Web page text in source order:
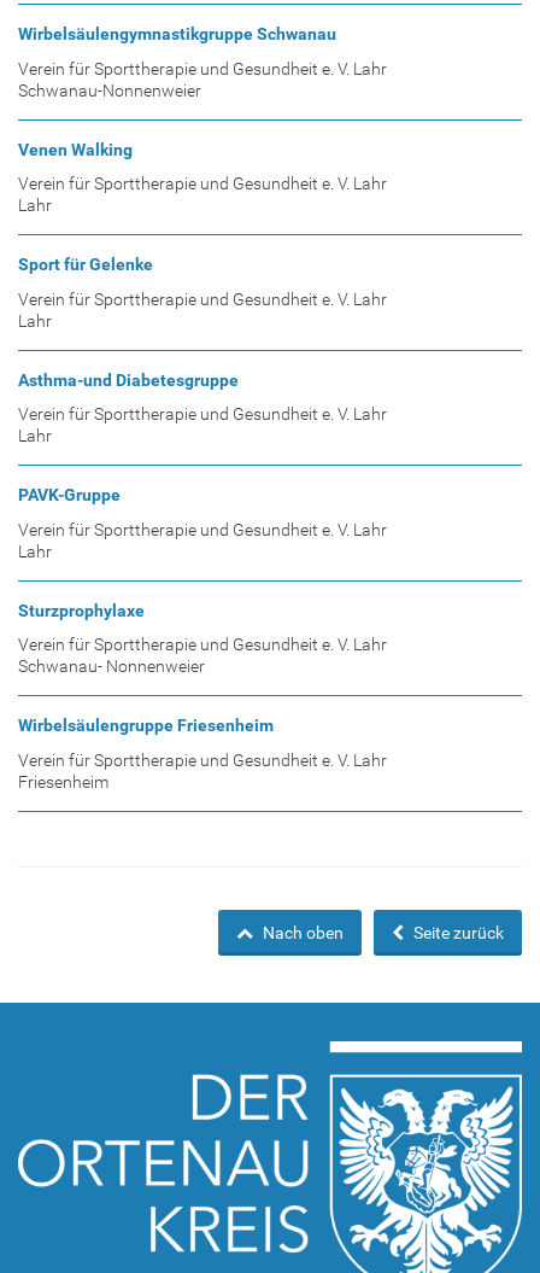
Wirbelsäulengymnastikgruppe Schwanau
Verein für Sporttherapie und Gesundheit e. V. Lahr
Schwanau-Nonnenweier
Venen Walking
Verein für Sporttherapie und Gesundheit e. V. Lahr
Lahr
Sport für Gelenke
Verein für Sporttherapie und Gesundheit e. V. Lahr
Lahr
Asthma-und Diabetesgruppe
Verein für Sporttherapie und Gesundheit e. V. Lahr
Lahr
PAVK-Gruppe
Verein für Sporttherapie und Gesundheit e. V. Lahr
Lahr
Sturzprophylaxe
Verein für Sporttherapie und Gesundheit e. V. Lahr
Schwanau- Nonnenweier
Wirbelsäulengruppe Friesenheim
Verein für Sporttherapie und Gesundheit e. V. Lahr
Friesenheim
Seite zurück
Nach oben